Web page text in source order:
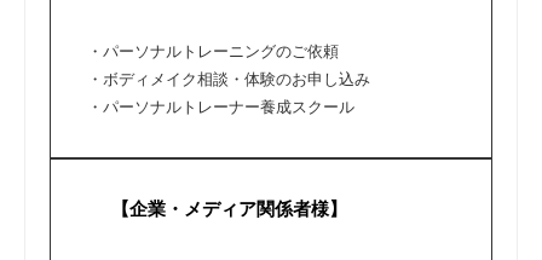
・パーソナルトレーニングのご依頼
・ボディメイク相談・体験のお申し込み
・パーソナルトレーナー養成スクール
【企業・メディア関係者様】